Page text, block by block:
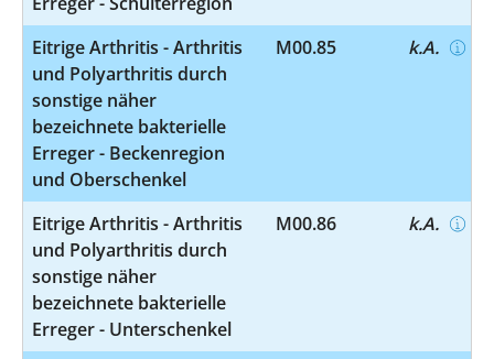
Eitrige Arthritis - Arthritis
und Polyarthritis durch
sonstige näher
bezeichnete bakterielle
Erreger - Beckenregion
und Oberschenkel
M00.85 k.A.
Eitrige Arthritis - Arthritis
und Polyarthritis durch
sonstige näher
bezeichnete bakterielle
Erreger - Unterschenkel
M00.86 k.A.